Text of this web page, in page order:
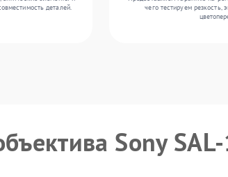
деталей.
чего тестируем резкость,
Sony